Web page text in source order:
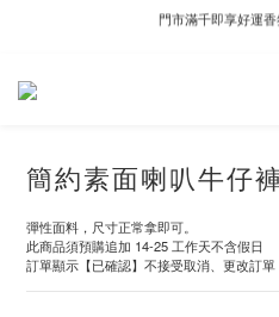
新自製款系列首批限時優
門市滿千即享好運香
簡約素面喇叭牛仔
彈性面料，尺寸正常拿即可。
此商品須預購追加 14-25 工作天不含假日
訂單顯示【已確認】不接受取消、更改訂單